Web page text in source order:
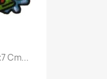
Cm...